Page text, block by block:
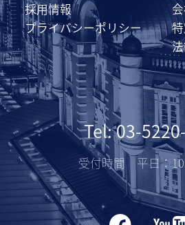
採用情報
プライバシーポリシー
Tel: 03-
受付時間 平日：